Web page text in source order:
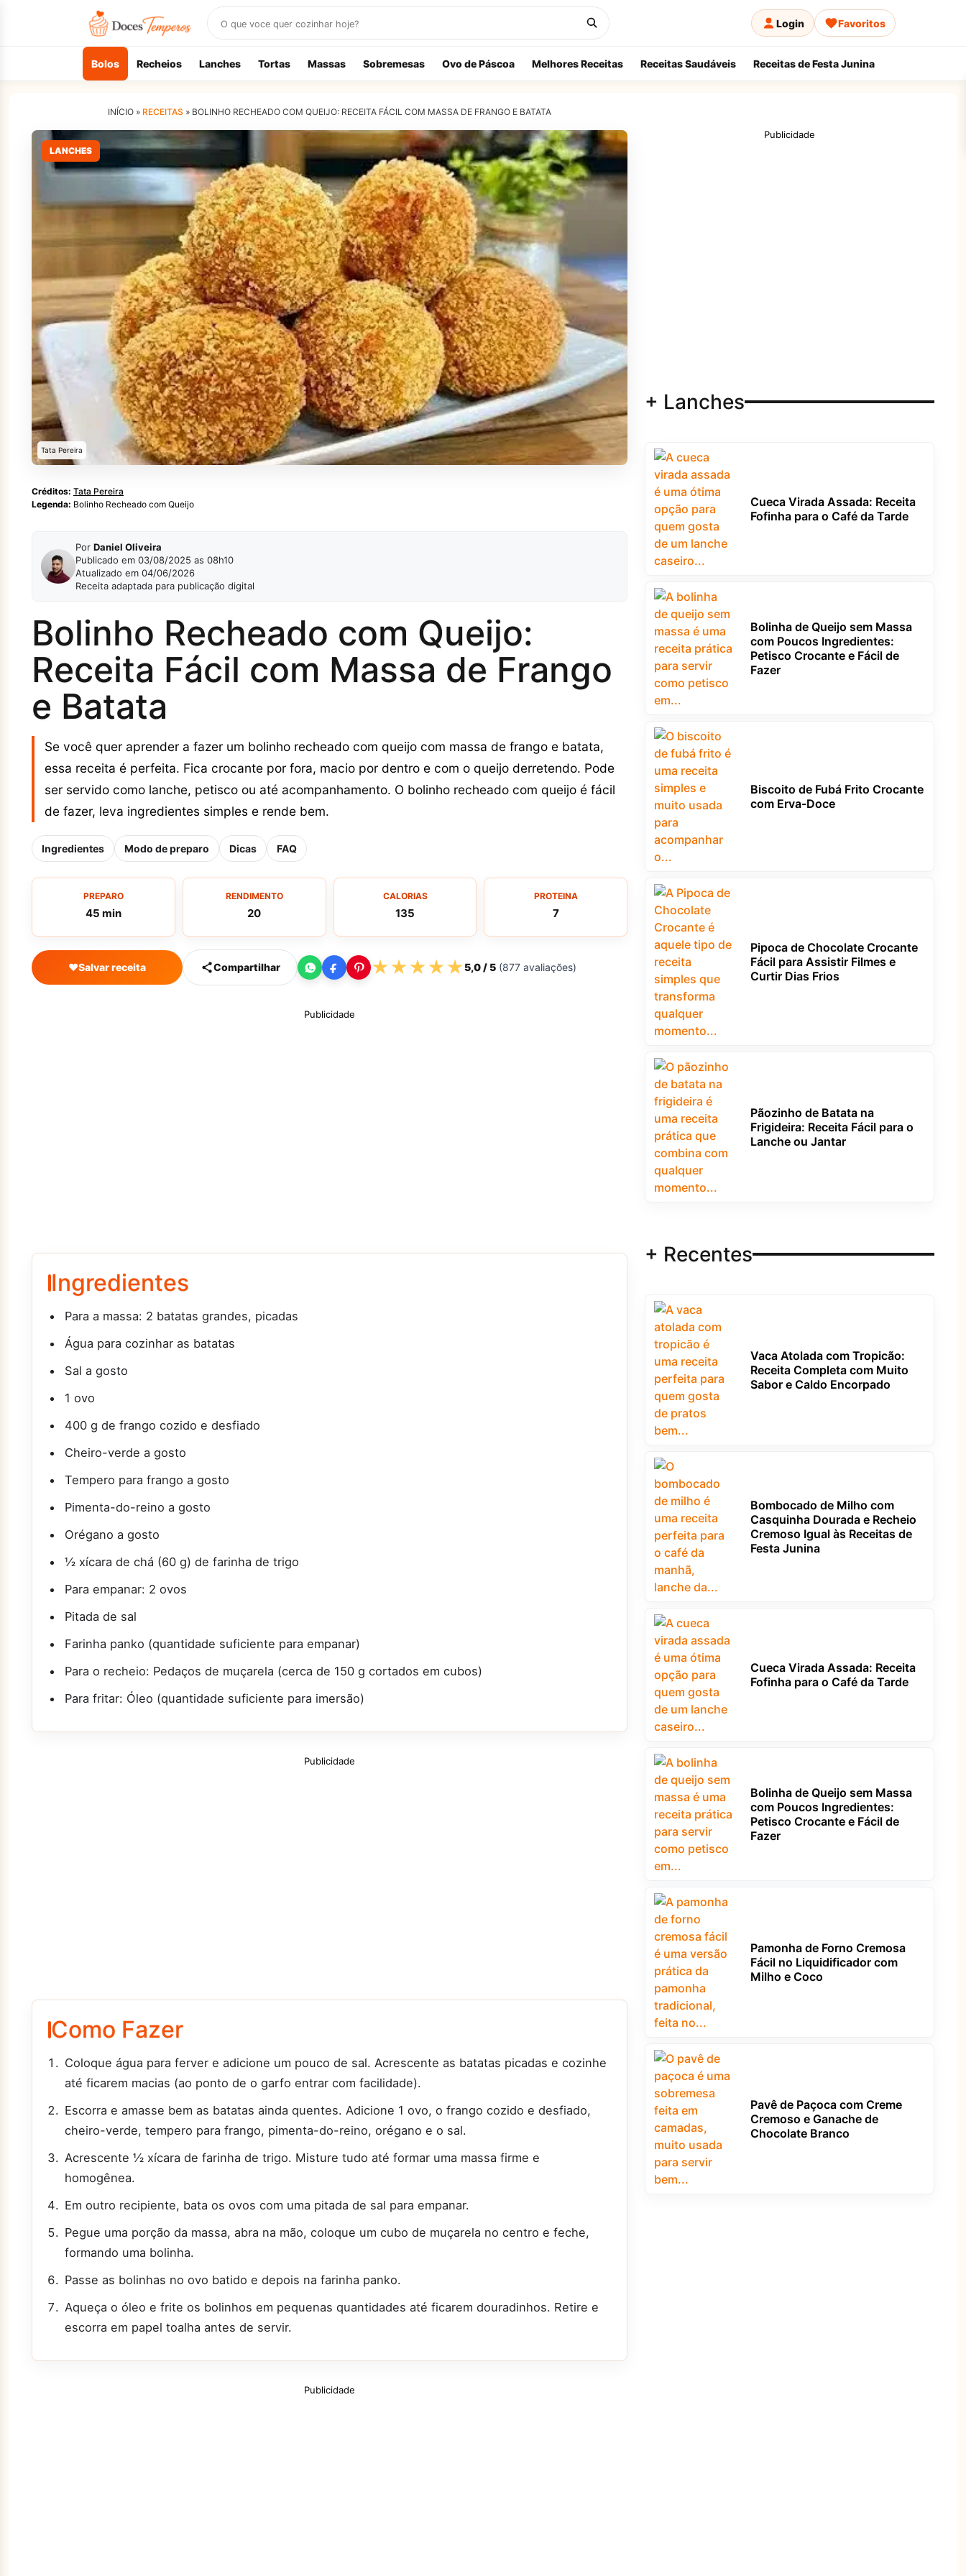
receitas
Login Favoritos
Bolos Recheios Lanches Tortas Massas Sobremesas Ovo de Páscoa Melhores Receitas Receitas Saudáveis Receitas de Festa Junina
INÍCIO » RECEITAS » BOLINHO RECHEADO COM QUEIJO: RECEITA FÁCIL COM MASSA DE FRANGO E BATATA
LANCHES
Tata Pereira
Créditos: Tata Pereira
Legenda: Bolinho Recheado com Queijo
Por Daniel Oliveira
Publicado em 03/08/2025 as 08h10
Atualizado em 04/06/2026
Receita adaptada para publicação digital
Bolinho Recheado com Queijo:
Receita Fácil com Massa de Frango
e Batata
Se você quer aprender a fazer um bolinho recheado com queijo com massa de frango e batata,
essa receita é perfeita. Fica crocante por fora, macio por dentro e com o queijo derretendo. Pode
ser servido como lanche, petisco ou até acompanhamento. O bolinho recheado com queijo é fácil
de fazer, leva ingredientes simples e rende bem.
Ingredientes Modo de preparo Dicas FAQ
PREPARO
45 min
RENDIMENTO
20
CALORIAS
135
PROTEINA
7
♥Salvar receita Compartilhar ★★★★★5,0/ 5 (877 avaliações)
Publicidade
Ingredientes
Para a massa: 2 batatas grandes, picadas
Água para cozinhar as batatas
Sal a gosto
1 ovo
400 g de frango cozido e desfiado
Cheiro-verde a gosto
Tempero para frango a gosto
Pimenta-do-reino a gosto
Orégano a gosto
½ xícara de chá (60 g) de farinha de trigo
Para empanar: 2 ovos
Pitada de sal
Farinha panko (quantidade suficiente para empanar)
Para o recheio: Pedaços de muçarela (cerca de 150 g cortados em cubos)
Para fritar: Óleo (quantidade suficiente para imersão)
Publicidade
Como Fazer
Coloque água para ferver e adicione um pouco de sal. Acrescente as batatas picadas e cozinhe
até ficarem macias (ao ponto de o garfo entrar com facilidade).
Escorra e amasse bem as batatas ainda quentes. Adicione 1 ovo, o frango cozido e desfiado,
cheiro-verde, tempero para frango, pimenta-do-reino, orégano e o sal.
Acrescente ½ xícara de farinha de trigo. Misture tudo até formar uma massa firme e
homogênea.
Em outro recipiente, bata os ovos com uma pitada de sal para empanar.
Pegue uma porção da massa, abra na mão, coloque um cubo de muçarela no centro e feche,
formando uma bolinha.
Passe as bolinhas no ovo batido e depois na farinha panko.
Aqueça o óleo e frite os bolinhos em pequenas quantidades até ficarem douradinhos. Retire e
escorra em papel toalha antes de servir.
Publicidade
Publicidade
+ Lanches
Cueca Virada Assada: Receita
Fofinha para o Café da Tarde
Bolinha de Queijo sem Massa
com Poucos Ingredientes:
Petisco Crocante e Fácil de
Fazer
Biscoito de Fubá Frito Crocante
com Erva-Doce
Pipoca de Chocolate Crocante
Fácil para Assistir Filmes e
Curtir Dias Frios
Pãozinho de Batata na
Frigideira: Receita Fácil para o
Lanche ou Jantar
+ Recentes
Vaca Atolada com Tropicão:
Receita Completa com Muito
Sabor e Caldo Encorpado
Bombocado de Milho com
Casquinha Dourada e Recheio
Cremoso Igual às Receitas de
Festa Junina
Cueca Virada Assada: Receita
Fofinha para o Café da Tarde
Bolinha de Queijo sem Massa
com Poucos Ingredientes:
Petisco Crocante e Fácil de
Fazer
Pamonha de Forno Cremosa
Fácil no Liquidificador com
Milho e Coco
Pavê de Paçoca com Creme
Cremoso e Ganache de
Chocolate Branco